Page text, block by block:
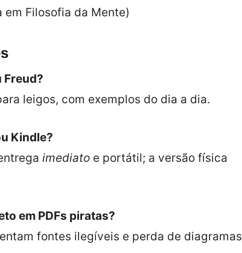
Filosofia da Mente)
Freud?
leigos, com exemplos do dia a dia.
Kindle?
imediato e portátil; a versão física
em PDFs piratas?
fontes ilegíveis e perda de diagramas